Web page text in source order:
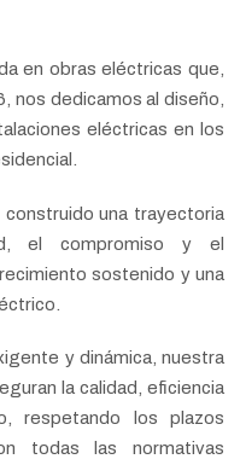
en obras eléctricas que,
nos dedicamos al diseño,
eléctricas en los
una trayectoria
el compromiso y el
sostenido y una
y dinámica, nuestra
la calidad, eficiencia
respetando los plazos
todas las normativas